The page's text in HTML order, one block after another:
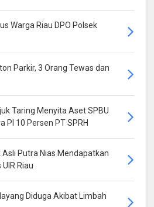
Warga Riau DPO Polsek
Parkir, 3 Orang Tewas dan
Taring Menyita Aset SPBU
PI 10 Persen PT SPRH
Putra Nias Mendapatkan
Riau
Diduga Akibat Limbah